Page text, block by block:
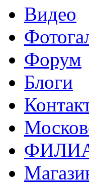
Видео
Форум
Блоги